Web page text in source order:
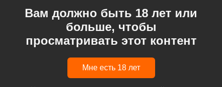
Вам должно быть 18 лет или
больше, чтобы
просматривать этот контент
Мне есть 18 лет